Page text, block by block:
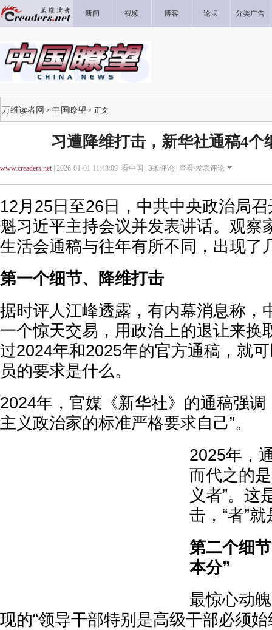
新闻 视频 博客 论坛 分类广告
万维读者网 > 中国瞭望 > 正文
习遭降维打击，新华社通稿4个
www.creaders.net| 2026-01-01 11:48:09 看中国 | 3条评论 | 查看/发表评论
12月25日至26日，中共中央政治局
魁习近平主持会议并发表讲话。观察
生活会通稿与往年有所不同，出现了
第一个细节、降维打击
据时评人江峰透露，有内幕消息称，
一个惊天交易，用政治上的退让来换
过2024年和2025年的官方通稿，就
员的要求是什么。
2024年，官媒《新华社》的通稿强调
主义政治家的标准严格要求自己”。
2025年，
而代之的
义者”。这
击，“者”
第二个细
本分”
最惊心动
现的“领导干部特别是高级干部必须